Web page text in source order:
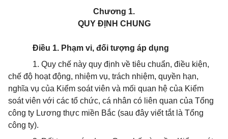
Chương 1.
QUY ĐỊNH CHUNG
Điều 1. Phạm vi, đối tượng áp dụng
1. Quy chế này quy định về tiêu chuẩn, điều kiện,
chế độ hoạt động, nhiệm vụ, trách nhiệm, quyền hạn,
nghĩa vụ của Kiểm soát viên và mối quan hệ của Kiểm
soát viên với các tổ chức, cá nhân có liên quan của Tổng
công ty Lương thực miền Bắc (sau đây viết tắt là Tổng
công ty).